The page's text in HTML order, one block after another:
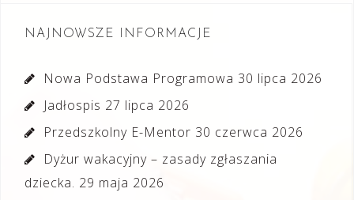
NAJNOWSZE INFORMACJE
Nowa Podstawa Programowa 30 lipca 2026
Jadłospis 27 lipca 2026
Przedszkolny E-Mentor 30 czerwca 2026
Dyżur wakacyjny – zasady zgłaszania
dziecka. 29 maja 2026